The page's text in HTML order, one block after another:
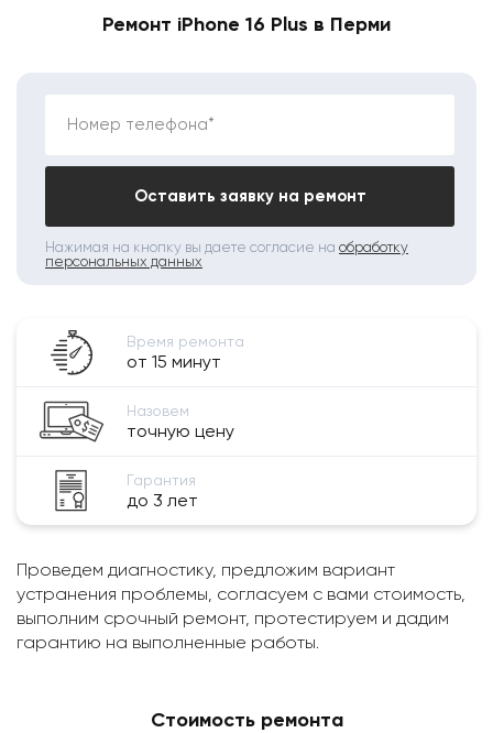
Ремонт iPhone 16 Plus в Перми
Номер телефона*
Оставить заявку на ремонт
Нажимая на кнопку вы даете согласие на обработку
персональных данных
Время ремонта
от 15 минут
Назовем
точную цену
Гарантия
до 3 лет
Проведем диагностику, предложим вариант
устранения проблемы, согласуем с вами стоимость,
выполним срочный ремонт, протестируем и дадим
гарантию на выполненные работы.
Стоимость ремонта